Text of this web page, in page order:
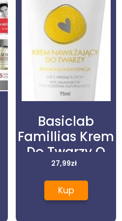
Basiclab
Famillias Krem
Do Twarzy O
Bogatej
Konsystencji
75Ml
27,99zł
Kup